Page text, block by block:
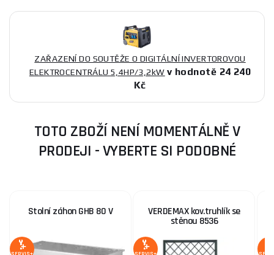
ZAŘAZENÍ DO SOUTĚŽE O DIGITÁLNÍ INVERTOROVOU
ELEKTROCENTRÁLU 5,4HP/3,2kW v hodnotě 24 240
Kč
TOTO ZBOŽÍ NENÍ MOMENTÁLNĚ V
PRODEJI - VYBERTE SI PODOBNÉ
Stolní záhon GHB 80 V VERDEMAX kov.truhlík se
stěnou 8536